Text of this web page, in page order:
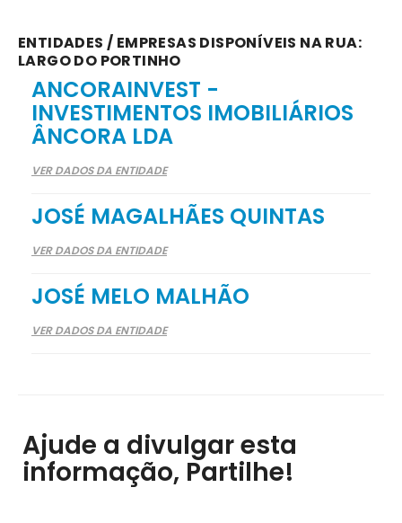
ENTIDADES / EMPRESAS DISPONÍVEIS NA RUA:
LARGO DO PORTINHO
ANCORAINVEST -
INVESTIMENTOS IMOBILIÁRIOS
ÂNCORA LDA
VER DADOS DA ENTIDADE
JOSÉ MAGALHÃES QUINTAS
VER DADOS DA ENTIDADE
JOSÉ MELO MALHÃO
VER DADOS DA ENTIDADE
Ajude a divulgar esta
informação, Partilhe!